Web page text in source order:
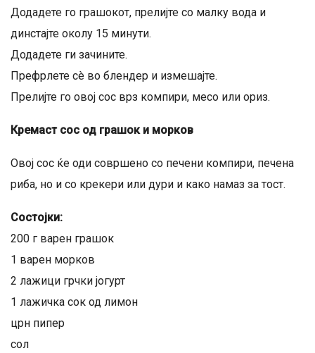
Додадете го грашокот, прелијте со малку вода и
динстајте околу 15 минути.
Додадете ги зачините.
Префрлете сè во блендер и измешајте.
Прелијте го овој сос врз компири, месо или ориз.
Кремаст сос од грашок и морков
Овој сос ќе оди совршено со печени компири, печена
риба, но и со крекери или дури и како намаз за тост.
Состојки:
200 г варен грашок
1 варен морков
2 лажици грчки јогурт
1 лажичка сок од лимон
црн пипер
сол